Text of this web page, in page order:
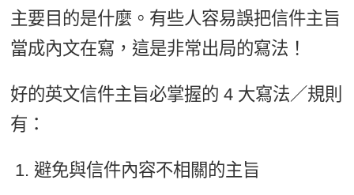
主要目的是什麼。有些人容易誤把信件主旨
當成內文在寫，這是非常出局的寫法！
好的英文信件主旨必掌握的 4 大寫法／規則
有：
避免與信件內容不相關的主旨